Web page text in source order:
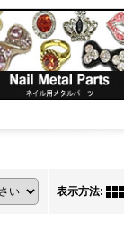
表示方法: